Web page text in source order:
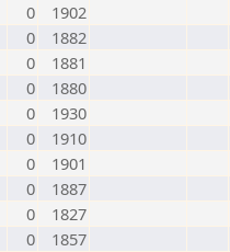
0
1902
0
1882
0
1881
0
1880
0
1930
0
1910
0
1901
0
1887
0
1827
0
1857